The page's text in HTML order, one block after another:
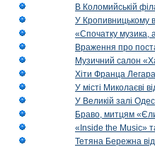
В Коломийській
У Кропивницькому
«Спочатку музика,
Враження про
Музичний салон
Хіти Франца Легара
У місті Миколаєві
У Великій залі
Браво, митцям
«Inside the Music»
Тетяна Бережна